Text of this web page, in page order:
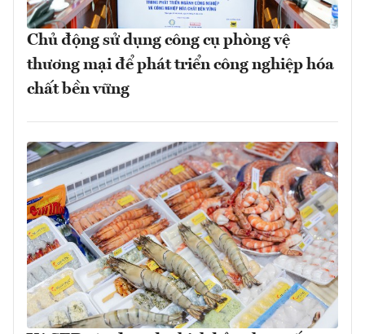
Chủ động sử dụng công cụ phòng vệ
thương mại để phát triển công nghiệp hóa
chất bền vững